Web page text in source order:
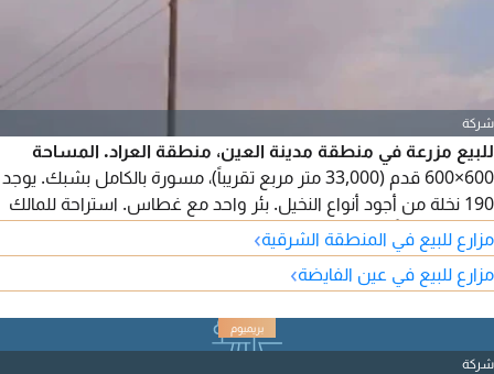
شركة
للبيع مزرعة في منطقة مدينة العين، منطقة العراد. المساحة
600×600 قدم (33,000 متر مربع تقريباً)، مسورة بالكامل بشبك. يوجد
190 نخلة من أجود أنواع النخيل. بئر واحد مع غطاس. استراحة للمالك
درهم قابلة للتفاوض.
مزارع للبيع في المنطقة الشرقية›
مزارع للبيع في عين الفايضة›
شركة